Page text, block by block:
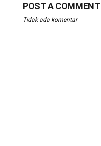
POST A COMMENT
Tidak ada komentar